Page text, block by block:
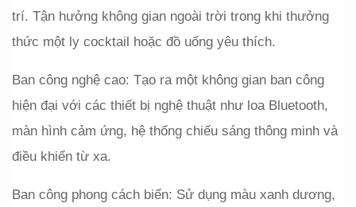
trí. Tận hưởng không gian ngoài trời trong khi thưởng
thức một ly cocktail hoặc đồ uống yêu thích.
Ban công nghệ cao: Tạo ra một không gian ban công
hiện đại với các thiết bị nghệ thuật như loa Bluetooth,
màn hình cảm ứng, hệ thống chiếu sáng thông minh và
điều khiển từ xa.
Ban công phong cách biển: Sử dụng màu xanh dương,